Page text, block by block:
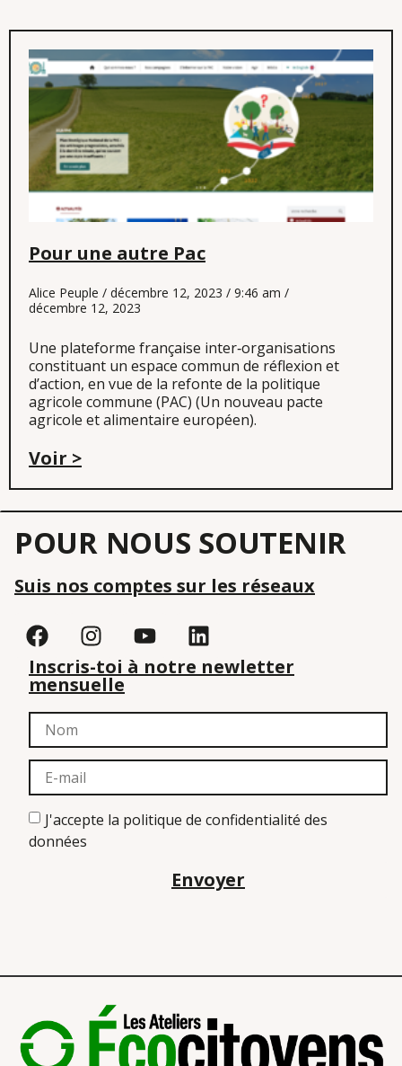
Pour une autre Pac
Alice Peuple décembre 12, 2023
9:46 am
décembre 12, 2023
Une plateforme française inter‐organisations
constituant un espace commun de réflexion et
d’action, en vue de la refonte de la politique
agricole commune (PAC) (Un nouveau pacte
agricole et alimentaire européen).
Voir >
POUR NOUS SOUTENIR
Suis nos comptes sur les réseaux
Inscris-toi à notre newletter
mensuelle
J'accepte la politique de confidentialité des
données
Envoyer